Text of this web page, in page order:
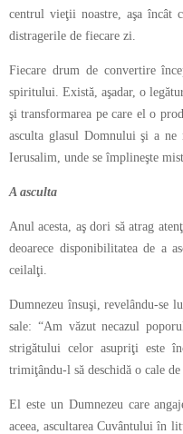
centrul vieţii noastre, aşa încât
distragerile de fiecare zi.
Fiecare drum de convertire
spiritului. Există, aşadar, o
şi transformarea pe care el o
asculta glasul Domnului şi a ne
Ierusalim, unde se împlineşte
A asculta
Anul acesta, aş dori să atrag
deoarece disponibilitatea de a
ceilalţi.
Dumnezeu însuşi, revelându-se
sale: “Am văzut necazul
strigătului celor asupriţi este
trimiţându-l să deschidă o cale
El este un Dumnezeu care
aceea, ascultarea Cuvântului în